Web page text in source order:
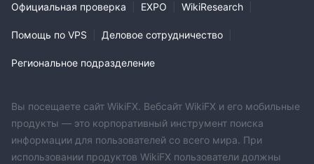
Официальная проверка EXPO WikiResearch
Помощь по VPS Деловое сотрудничество
Региональное подразделение
Вы посещаете сайт WikiFX. Вебсайт WikiFX и его мобильные
продукты — это корпоративный инструмент поиска
информации для пользователей со всего мира. При
использовании продуктов WikiFX пользователи должны